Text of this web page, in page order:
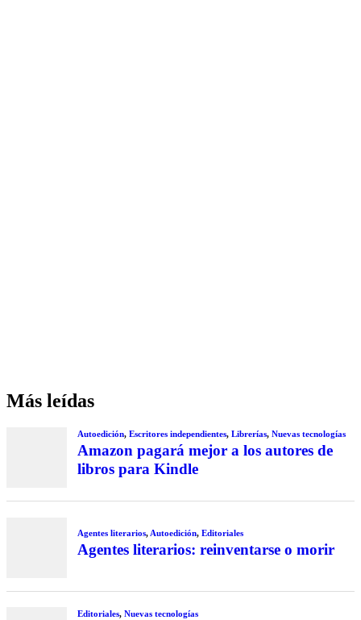
Más leídas
Autoedición, Escritores independientes, Librerías, Nuevas tecnologías
Amazon pagará mejor a los autores de
libros para Kindle
Agentes literarios, Autoedición, Editoriales
Agentes literarios: reinventarse o morir
Editoriales, Nuevas tecnologías